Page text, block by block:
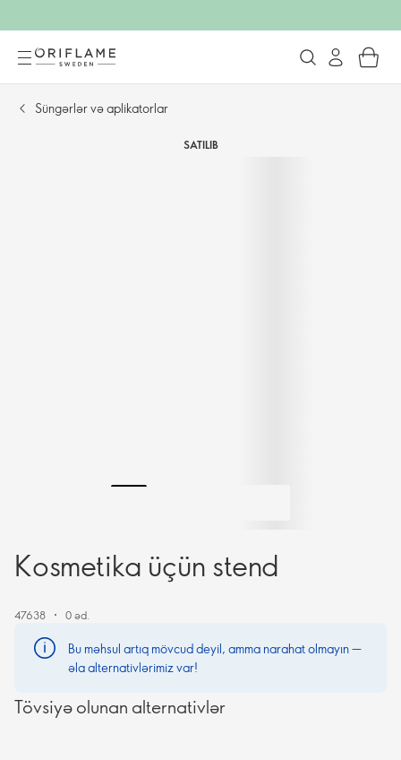
Süngərlər və aplikatorlar
SATILIB
Kosmetika üçün stend
47638 0 əd.
Bu məhsul artıq mövcud deyil, amma narahat olmayın —
əla alternativlərimiz var!
Tövsiyə olunan alternativlər